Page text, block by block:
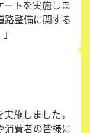
ートを実施しま
路整備に関する
施しました。
消費者の皆様に